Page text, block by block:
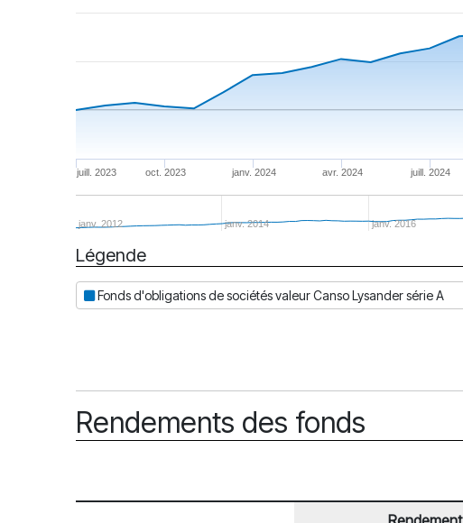
janv. 2024
juill. 2023 oct. 2023 avr. 2024 juill. 2024
janv. 2012 janv. 2014 janv. 2016
Date
Légende
Fonds d'obligations de sociétés valeur Canso Lysander série A
Rendements des fonds